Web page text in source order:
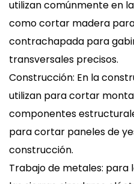
utilizan comúnmente en
como cortar madera
contrachapada para
transversales precisos.
Construcción: En la
utilizan para cortar
componentes
para cortar paneles de
construcción.
Trabajo de metales: